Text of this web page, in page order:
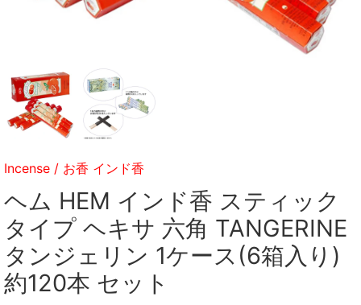
Incense / お香 インド香
ヘム HEM インド香 スティック
タイプ ヘキサ 六角 TANGERINE
タンジェリン 1ケース(6箱入り)
約120本 セット